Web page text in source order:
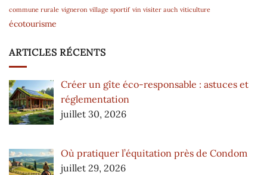
commune rurale vigneron village sportif vin visiter auch viticulture
écotourisme
ARTICLES RÉCENTS
Créer un gîte éco-responsable : astuces et
réglementation
juillet 30, 2026
Où pratiquer l’équitation près de Condom
juillet 29, 2026